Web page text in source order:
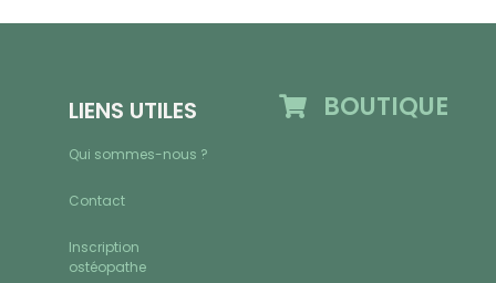
LIENS UTILES
Qui sommes-nous ?
Contact
Inscription
ostéopathe
BOUTIQUE